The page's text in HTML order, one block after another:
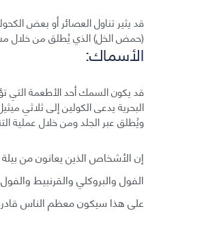
قد يثير تناول العصائر أو بعض
(حمض الخل) الذي يُطلق من خلال
الأسماك:
قد يكون السمك أحد الأطعمة التي
البحرية يدعى الكولين إلى ثلاثي
ويُطلق عبر الجلد ومن خلال عملية
إن الأشخاص الذين يعانون من
الفول والبروكلي والقرنبيط
على هذا سيكون معظم الناس